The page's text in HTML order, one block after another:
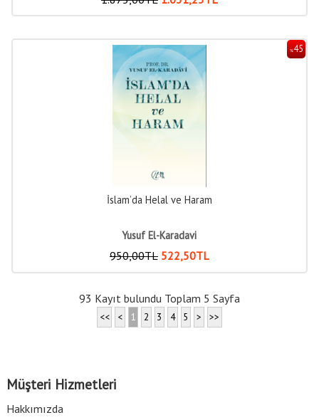
%45
İslam’da Helal ve Haram
Yusuf El-Karadavi
950,00TL 522,50TL
93 Kayıt bulundu Toplam 5 Sayfa
<< < 1 2 3 4 5 > >>
Müşteri Hizmetleri
Hakkımızda